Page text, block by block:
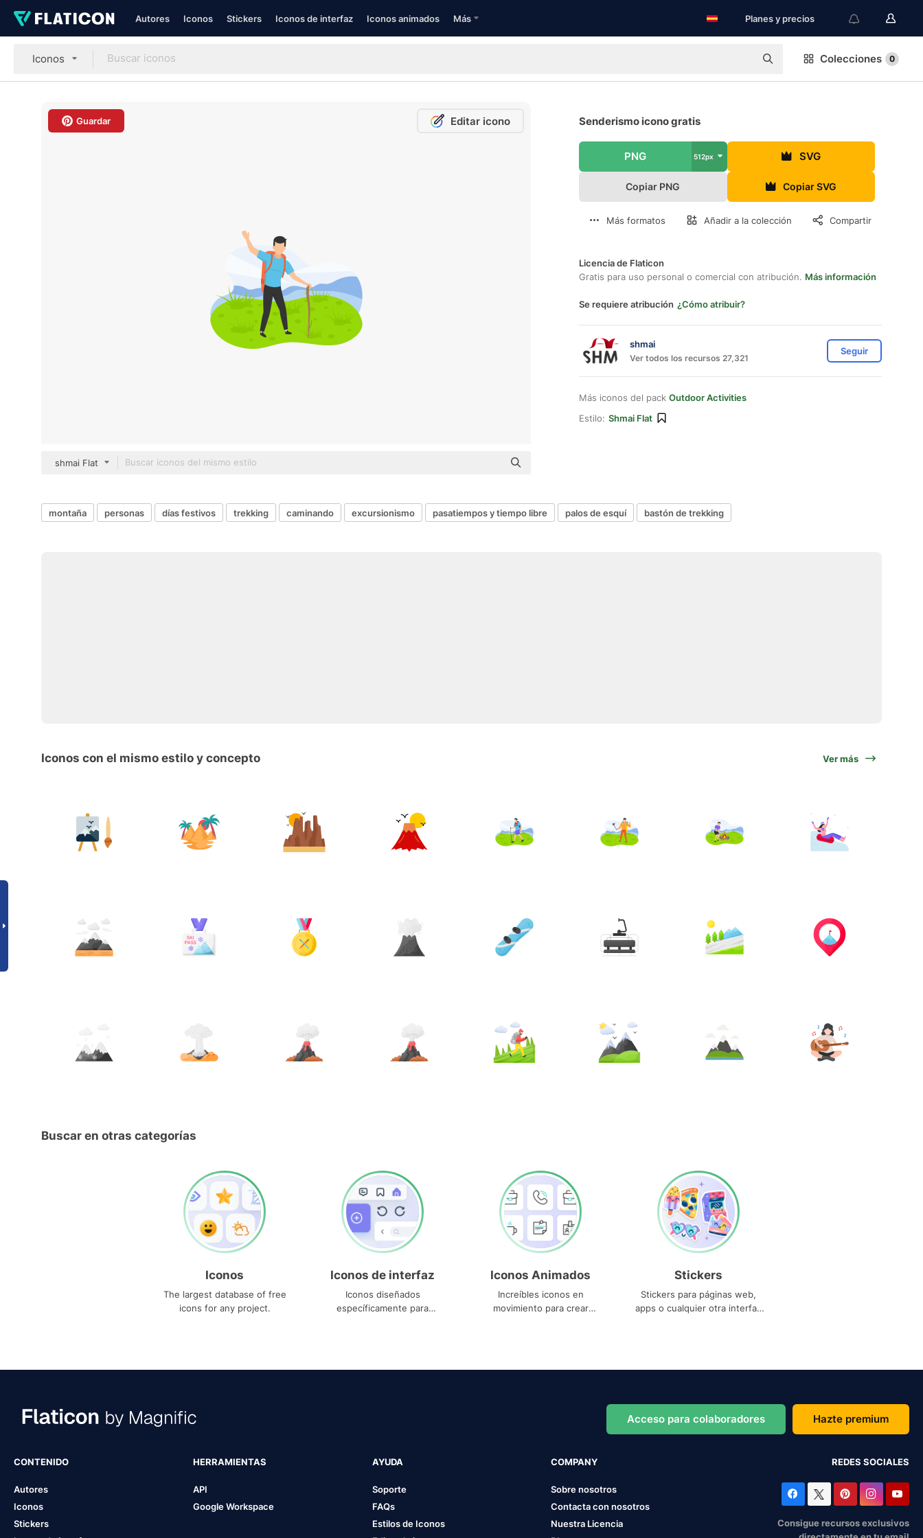
Autores Iconos Stickers Iconos de interfaz Iconos animados Más Planes y precios
Iconos Colecciones 0
Guardar Editar icono
shmai Flat
Senderismo icono gratis
PNG 512px SVG
Copiar PNG Copiar SVG
Más formatos Añadir a la colección Compartir
Licencia de Flaticon
Gratis para uso personal o comercial con atribución. Más información
Se requiere atribución ¿Cómo atribuir?
shmai
Ver todos los recursos 27,321
Seguir
Más iconos del pack Outdoor Activities
Estilo: Shmai Flat
montaña personas días festivos trekking caminando excursionismo pasatiempos y tiempo libre palos de esquí bastón de trekking
Iconos con el mismo estilo y concepto Ver más
Buscar en otras categorías
Iconos
The largest database of free
icons for any project.
Iconos de interfaz
Iconos diseñados
específicamente para
Iconos Animados
Increíbles iconos en
movimiento para crear
Stickers
Stickers para páginas web,
apps o cualquier otra interfaz
Acceso para colaboradores Hazte premium
CONTENIDO
Autores
Iconos
Stickers
HERRAMIENTAS
API
Google Workspace
AYUDA
Soporte
FAQs
Estilos de Iconos
COMPANY
Sobre nosotros
Contacta con nosotros
Nuestra Licencia
REDES SOCIALES
Consigue recursos exclusivos